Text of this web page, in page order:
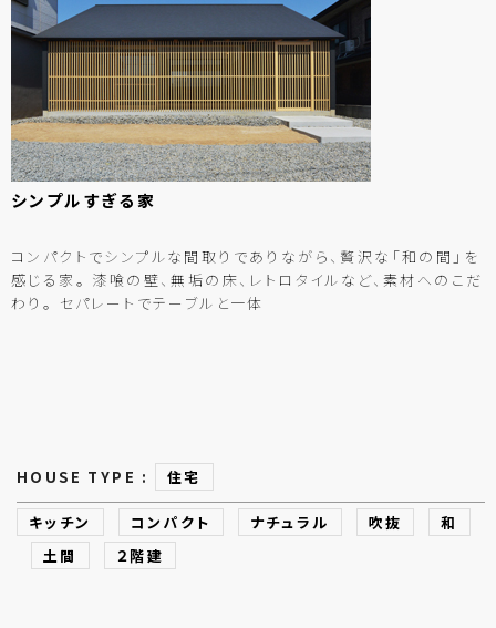
シンプルすぎる家
コンパクトでシンプルな間取りでありながら、贅沢な「和の間」を
感じる家。 漆喰の壁、無垢の床、レトロタイルなど、素材へのこだ
わり。 セパレートでテーブルと一体
HOUSE TYPE : 住宅
キッチン コンパクト ナチュラル 吹抜
和
土間
２階建